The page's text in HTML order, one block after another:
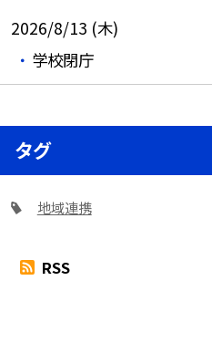
2026/8/13 (木)
学校閉庁
タグ
地域連携
RSS